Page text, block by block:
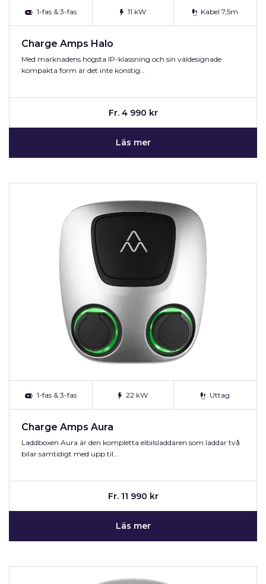
1-fas & 3-fas 11 kW Kabel 7,5m
Charge Amps Halo
Med marknadens högsta IP-klassning och sin väldesignade
kompakta form är det inte konstig…
Fr. 4 990 kr
Läs mer
1-fas & 3-fas 22 kW Uttag
Charge Amps Aura
Laddboxen Aura är den kompletta elbilsladdaren som laddar två
bilar samtidigt med upp til…
Fr. 11 990 kr
Läs mer